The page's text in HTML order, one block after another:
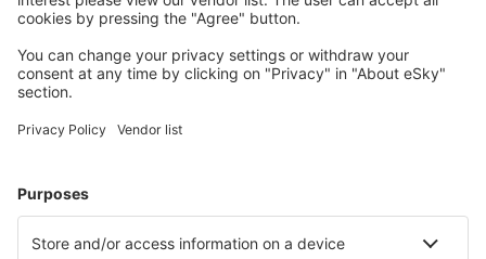
Cele mai căutate cazări de către utilizatorii eSky
Cazare în Polonia - Orașe populare
Cazare în Varşovia
Cazare în Cracovia Cazare în Zielona Gora